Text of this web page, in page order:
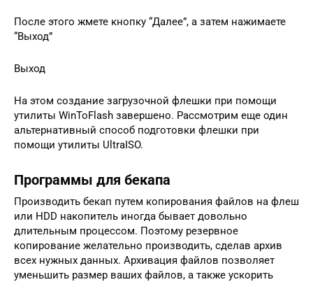
После этого жмете кнопку “Далее”, а затем нажимаете
“Выход”
Выход
На этом создание загрузочной флешки при помощи
утилиты WinToFlash завершено. Рассмотрим еще один
альтернативный способ подготовки флешки при
помощи утилиты UltraISO.
Программы для бекапа
Производить бекап путем копирования файлов на флеш
или HDD накопитель иногда бывает довольно
длительным процессом. Поэтому резервное
копирование желательно производить, сделав архив
всех нужных данных. Архивация файлов позволяет
уменьшить размер ваших файлов, а также ускорить